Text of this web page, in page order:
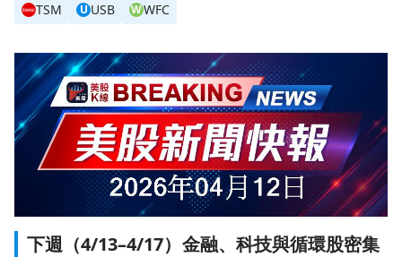
TSM
U USB WWFC
下週（4/13–4/17）金融、科技與循環股密集